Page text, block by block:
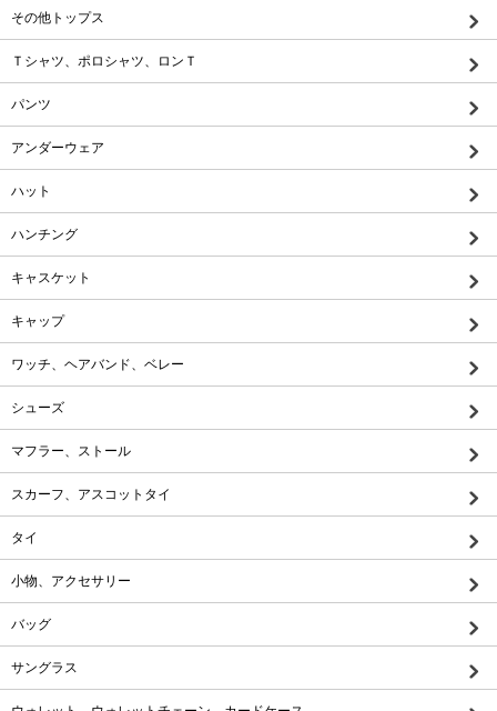
その他トップス
Ｔシャツ、ポロシャツ、ロンＴ
パンツ
アンダーウェア
ハット
ハンチング
キャスケット
キャップ
ワッチ、ヘアバンド、ベレー
シューズ
マフラー、ストール
スカーフ、アスコットタイ
タイ
小物、アクセサリー
バッグ
サングラス